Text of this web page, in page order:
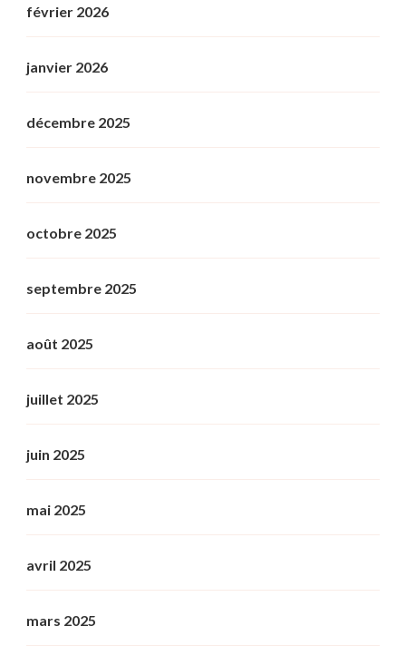
février 2026
janvier 2026
décembre 2025
novembre 2025
octobre 2025
septembre 2025
août 2025
juillet 2025
juin 2025
mai 2025
avril 2025
mars 2025